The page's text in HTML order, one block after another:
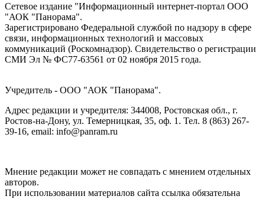
Сетевое издание "Информационный интернет-портал ООО
"АОК "Панорама".
Зарегистрировано Федеральной службой по надзору в сфере
связи, информационных технологий и массовых
коммуникаций (Роскомнадзор). Cвидетельство о регистрации
СМИ Эл № ФС77-63561 от 02 ноября 2015 года.
Учредитель - ООО "АОК "Панорама".
Адрес редакции и учредителя: 344008, Ростовская обл., г.
Ростов-на-Дону, ул. Темерницкая, 35, оф. 1. Тел. 8 (863) 267-
39-16, email: info@panram.ru
Мнение редакции может не совпадать с мнением отдельных
авторов.
При использовании материалов сайта ссылка обязательна